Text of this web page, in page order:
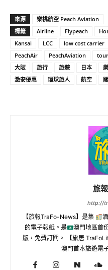
來源
樂桃航空 Peach Aviation
標籤
Airline Flypeach
Kansai
LCC low cost carrier
PeachAir
PeachAviation tour
大阪
旅行 旅遊 日本
激安優惠
環球旅人 航空
旅
http://
【旅報TraFo-News】是集
的電子報紙。是
澳門地區首
版，免費訂閱。 【旅居
澳門首本旅遊電